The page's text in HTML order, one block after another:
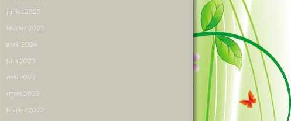
juillet 2025
février 2025
avril 2024
juin 2023
mai 2023
mars 2023
février 2023